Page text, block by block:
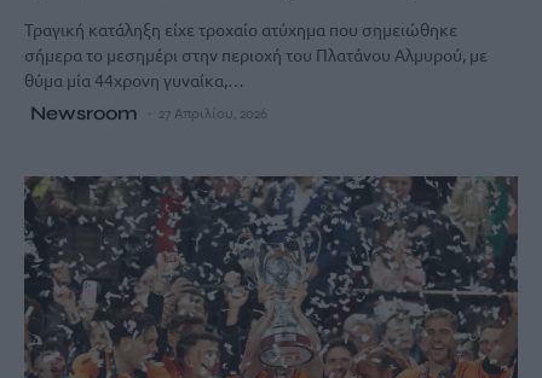
Τραγική κατάληξη είχε τροχαίο ατύχημα που σημειώθηκε
σήμερα το μεσημέρι στην περιοχή του Πλατάνου Αλμυρού, με
θύμα μία 44χρονη γυναίκα,…
Newsroom 27 Απριλίου, 2026